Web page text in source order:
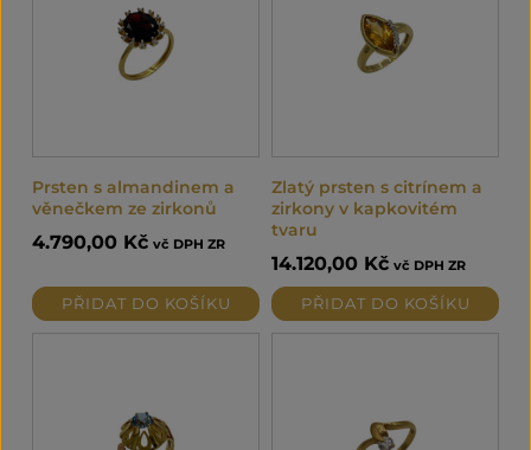
Prsten s almandinem a
věnečkem ze zirkonů
4.790,00 Kč vč DPH ZR
PŘIDAT DO KOŠÍKU
Zlatý prsten s citrínem a
zirkony v kapkovitém
tvaru
14.120,00 Kč vč DPH ZR
PŘIDAT DO KOŠÍKU